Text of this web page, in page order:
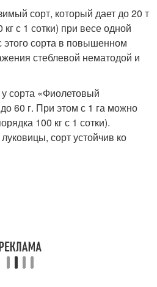
сорт, который дает до 20 т
кг с 1 сотки) при весе одной
сорта в повышенном
стеблевой нематодой и
сорта «Фиолетовый
60 г. При этом с 1 га можно
100 кг с 1 сотки).
сорт устойчив ко